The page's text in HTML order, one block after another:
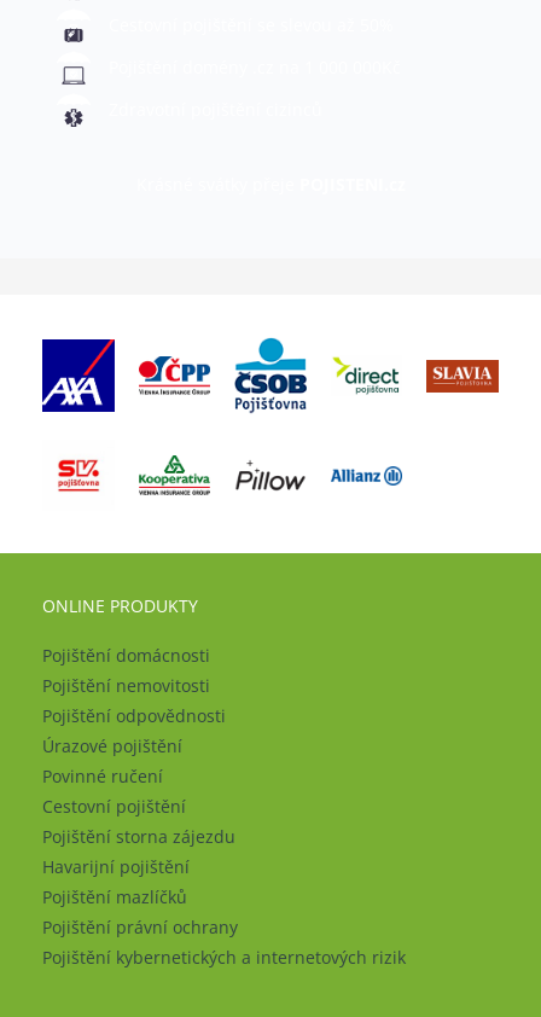
ONLINE PRODUKTY
Pojištění domácnosti
Pojištění nemovitosti
Pojištění odpovědnosti
Úrazové pojištění
Povinné ručení
Cestovní pojištění
Pojištění storna zájezdu
Havarijní pojištění
Pojištění mazlíčků
Pojištění právní ochrany
Pojištění kybernetických a internetových rizik